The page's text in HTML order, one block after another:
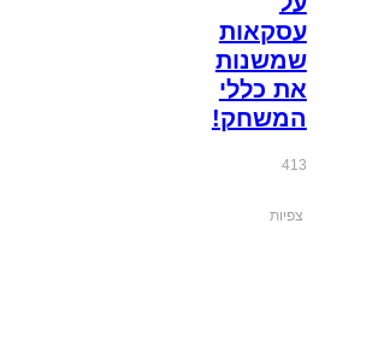
עסקאות
שמשנות
את כללי
המשחק!
413
צפיות